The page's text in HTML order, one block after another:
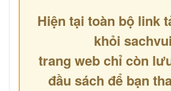
Hiện tại toàn bộ link
khỏi
trang web chỉ còn
đầu sách để bạn